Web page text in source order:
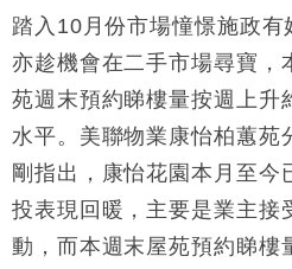
11:12
國際｜特朗普料美伊戰
張
15:59
財經｜SA售股自救後再
司
踏入10月份市場憧憬施政
亦趁機會在二手市場尋寶，
苑週末預約睇樓量按週上升
水平。美聯物業康怡柏蕙苑
剛指出，康怡花園本月至今
投表現回暖，主要是業主接
動，而本週末屋苑預約睇樓